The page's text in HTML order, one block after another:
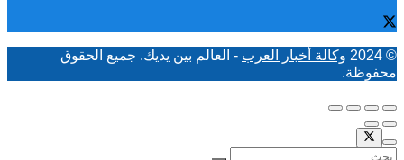
© 2024 وكالة أخبار العرب - العالم بين يديك. جميع الحقوق
محفوظة.